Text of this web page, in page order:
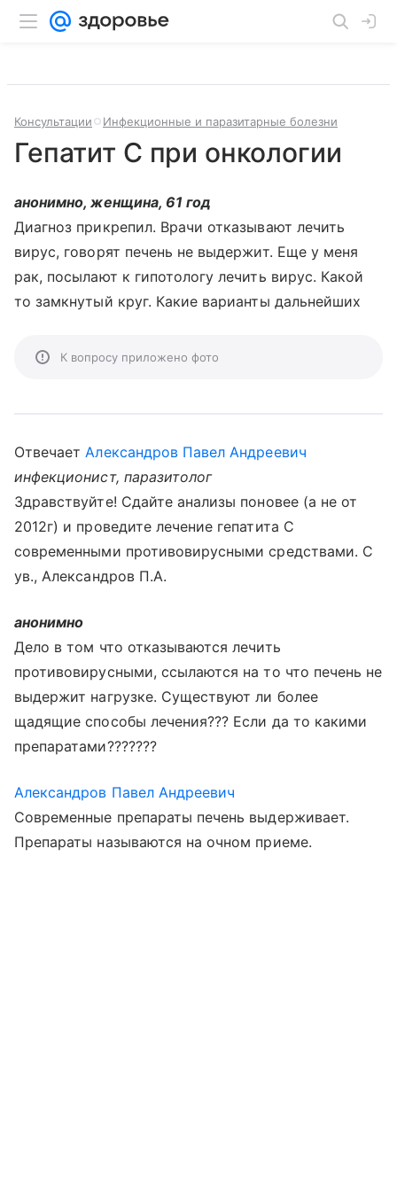
Консультации Инфекционные и паразитарные болезни
Гепатит С при онкологии
анонимно, женщина, 61 год
Диагноз прикрепил. Врачи отказывают лечить
вирус, говорят печень не выдержит. Еще у меня
рак, посылают к гипотологу лечить вирус. Какой
то замкнутый круг. Какие варианты дальнейших
К вопросу приложено фото
ОтвечаетАлександров Павел Андреевич
инфекционист, паразитолог
Здравствуйте! Сдайте анализы поновее (а не от
2012г) и проведите лечение гепатита С
современными противовирусными средствами. С
ув., Александров П.А.
анонимно
Дело в том что отказываются лечить
противовирусными, ссылаются на то что печень не
выдержит нагрузке. Существуют ли более
щадящие способы лечения??? Если да то какими
препаратами???????
Александров Павел Андреевич
Современные препараты печень выдерживает.
Препараты называются на очном приеме.